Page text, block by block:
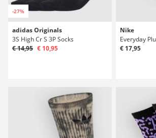
-27%
adidas Originals
3S High Cr S 3P Socks
€ 14,95 € 10,95
Nike
€ 17,95